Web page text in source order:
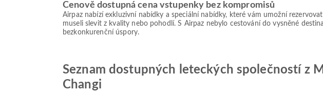
Cenově dostupná cena vstupenky bez kompromisů
Airpaz nabízí exkluzivní nabídky a speciální nabídky, které vám umožní
museli slevit z kvality nebo pohodlí. S Airpaz nebylo cestování do vysněné
bezkonkurenční úspory.
Seznam dostupných leteckých společností z
Changi